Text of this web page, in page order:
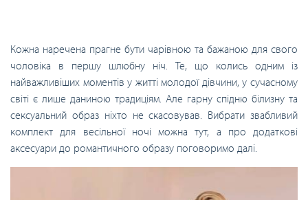
Кожна наречена прагне бути чарівною та бажаною для свого
чоловіка в першу шлюбну ніч. Те, що колись одним із
найважливіших моментів у житті молодої дівчини, у сучасному
світі є лише даниною традиціям. Але гарну спідню білизну та
сексуальний образ ніхто не скасовував. Вибрати звабливий
комплект для весільної ночі можна тут, а про додаткові
аксесуари до романтичного образу поговоримо далі.